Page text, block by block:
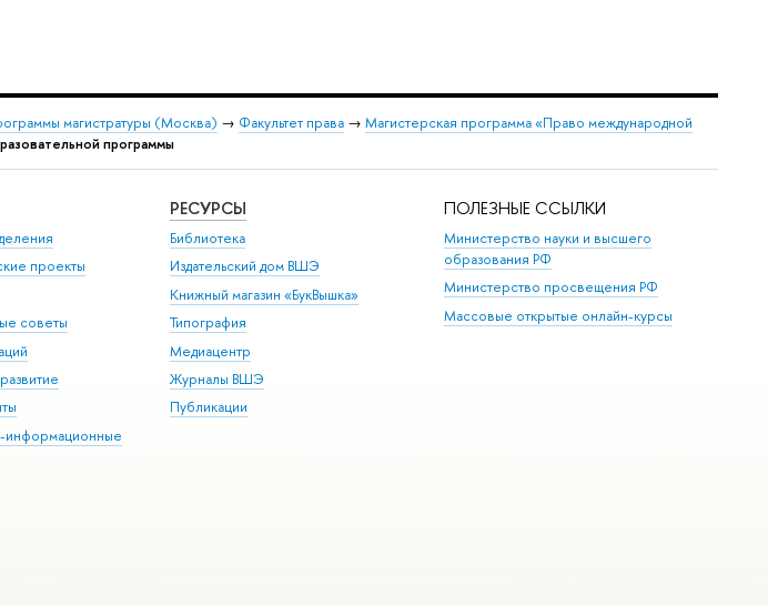
магистратуры (Москва) → Факультет права→ Магистерская программа «Право международной
программы
проекты
советы
информационные
РЕСУРСЫ
Библиотека
Издательский дом ВШЭ
Книжный магазин «БукВышка»
Типография
Медиацентр
Журналы ВШЭ
Публикации
ПОЛЕЗНЫЕ ССЫЛКИ
Министерство науки и высшего
образования РФ
Министерство просвещения РФ
Массовые открытые онлайн-курсы